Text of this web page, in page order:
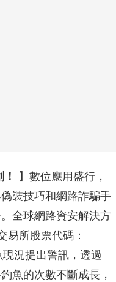
】數位應用盛行，
裝技巧和網路詐騙手
全球網路資安解決方
易所股票代碼：
況提出警訊，透過
魚的次數不斷成長，